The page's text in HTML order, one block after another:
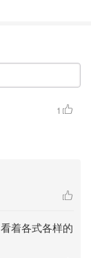
1
看着各式各样的